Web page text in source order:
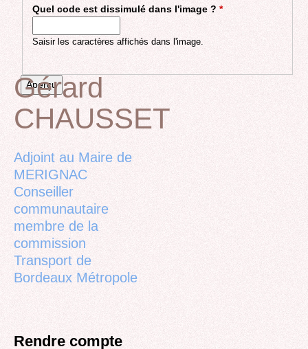
Quel code est dissimulé dans l'image ? *
Saisir les caractères affichés dans l'image.
Back
to
Gérard
CHAUSSET
Adjoint au Maire de
MERIGNAC
Conseiller
communautaire
membre de la
commission
Transport de
Bordeaux Métropole
Rendre compte